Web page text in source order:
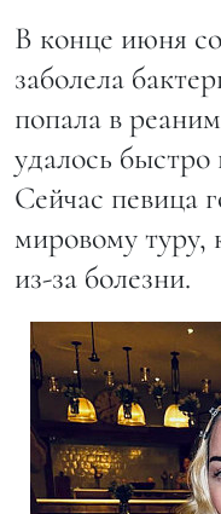
В конце июня
заболела
попала в
удалось быстро
Сейчас певица
мировому
из-за болезни.